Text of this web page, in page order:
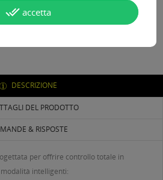
e post vendita
DESCRIZIONE
DEL PRODOTTO
& RISPOSTE
per offrire controllo totale in
intelligenti:
done_all accetta